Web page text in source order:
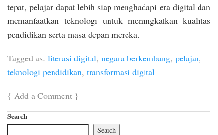
tepat, pelajar dapat lebih siap menghadapi era digital dan
memanfaatkan teknologi untuk meningkatkan kualitas
pendidikan serta masa depan mereka.
Tagged as: literasi digital, negara berkembang, pelajar,
teknologi pendidikan, transformasi digital
{ Add a Comment }
Search
Search